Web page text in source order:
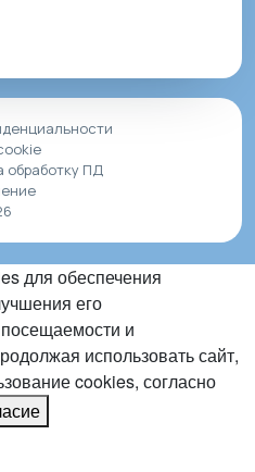
обработку ПД
для обеспечения
его
и
использовать сайт,
cookies, согласно